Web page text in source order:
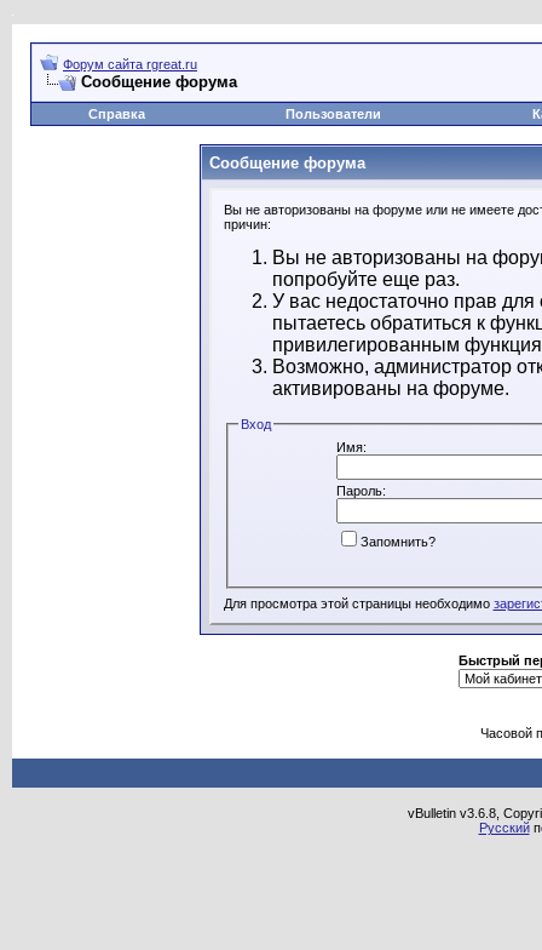
Форум сайта rgreat.ru
Сообщение форума
Справка Пользователи
Сообщение форума
Вы не авторизованы на форуме или не имеете
причин:
Вы не авторизованы на
попробуйте еще раз.
У вас недостаточно прав
пытаетесь обратиться к
привилегированным
Возможно, администратор
активированы на форуме.
Вход
Имя:
Пароль:
Запомнить?
Для просмотра этой страницы необходимо
Быстрый
Часовой
vBulletin v3.6.8,
Русский